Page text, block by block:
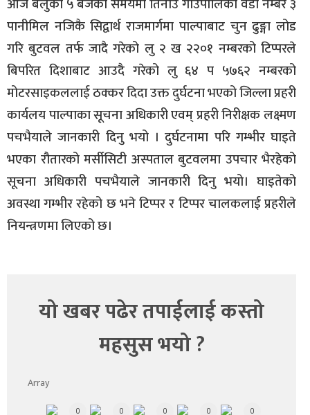
पानीमिल नजिकै सिद्वार्थ राजमार्गमा पाल्पाबाट चुन ढुङ्गा लोड
गरि बुटवल तर्फ जादै गरेको लु २ ख २२०१ नम्बरको टिप्परले
बिपरित दिशाबाट आउदै गरेको लु ६४ प ५७६२ नम्बरको
मोटरसाइकललाई ठक्कर दिदा उक्त दुर्घटना भएको जिल्ला प्रहरी
कार्यलय पाल्पाका सूचना अधिकारी एवम् प्रहरी निरीक्षक लक्ष्मण
पचभैयाले जानकारी दिनु भयो । दुर्घटनामा परि गम्भीर घाइते
भएका रौतारको मर्सीसिटी अस्पताल बुटवलमा उपचार भैरहेको
सूचना अधिकारी पचभैयाले जानकारी दिनु भयो। घाइतेको
अवस्था गम्भीर रहेको छ भने टिप्पर र टिप्पर चालकलाई प्रहरीले
नियन्त्रणमा लिएको छ।
यो खबर पढेर तपाईलाई कस्तो
महसुस भयो ?
Array
0 0 0 0 0